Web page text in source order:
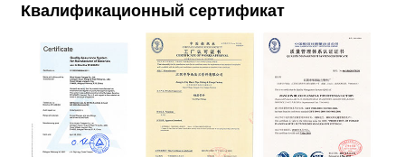
Квалификационный сертификат